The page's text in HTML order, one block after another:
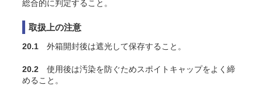
総合的に判定すること。
取扱上の注意
20.1 外箱開封後は遮光して保存すること。
20.2 使用後は汚染を防ぐためスポイトキャップをよく締
めること。